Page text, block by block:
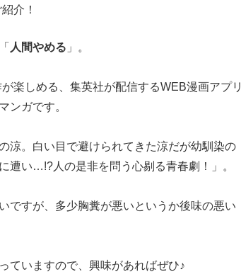
介！
人間やめる 」。
楽しめる、集英社が配信するWEB漫画アプリ
ンガです。
涼。白い目で避けられてきた涼だが幼馴染の
遭い…!?人の是非を問う心剔る青春劇！」。
ですが、多少胸糞が悪いというか後味の悪い
ていますので、興味があればぜひ♪